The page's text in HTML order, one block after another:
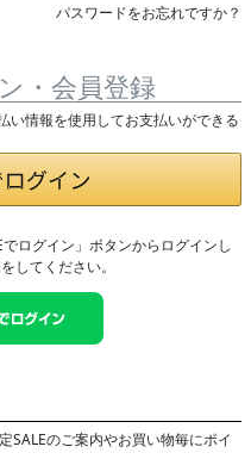
パスワードをお忘れですか？
・会員登録
い情報を使用してお支払いができる
ログイン」ボタンからログインし
をしてください。
SALEのご案内やお買い物毎にポイ